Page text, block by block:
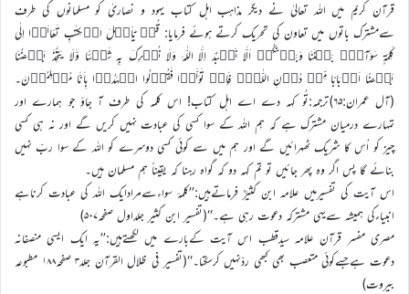
قرآن کریم میں اللہ تعالیٰ نے دیگر مذاہب اہل کتاب یہود و نصاریٰ کو مسلمانوں کی طرف
سےمشترک باتوں میں تعاون کی تحریک کرتے ہوئے فرمایا: قُلۡ یٰۤاَہۡلَ الۡکِتٰبِ تَعَالَوۡا اِلٰی
کَلِمَۃٍ سَوَآءٍۢ بَیۡنَنَا وَبَیۡنَکُمۡ اَلَّا نَعۡبُدَ اِلَّا اللّٰہَ وَلَا نُشۡرِکَ بِہٖ شَیۡئًا وَّلَا یَتَّخِذَ بَعۡضُنَا
بَعۡضًا اَرۡبَابًا مِّنۡ دُوۡنِ اللّٰہِؕ فَاِنۡ تَوَلَّوۡا فَقُوۡلُوا اشۡہَدُوۡا بِاَنَّا مُسۡلِمُوۡنَ۔
(آل عمران:۶۵)ترجمہ:تُو کہہ دے اے اہل کتاب! اس کلمہ کى طرف آ جاؤ جو ہمارے اور
تمہارے درمىان مشترک ہے کہ ہم اللہ کے سوا کسى کى عبادت نہىں کرىں گے اور نہ ہى کسى
چىز کو اُس کا شرىک ٹھہرائىں گے اور ہم مىں سے کوئى کسى دوسرے کو اللہ کے سوا ربّ نہىں
بنائے گا پس اگر وہ پھر جائىں تو تم کہہ دو کہ گواہ رہنا کہ ىقىناً ہم مسلمان ہىں۔
اس آیت کی تفسیرمیں علامہ ابن کثیرؒ فرماتےہیں:’’کلمۂ سواءسےمرادایک اللہ کی عبادت کرناہے
انبیاءکی ہمیشہ سےیہی مشترکہ دعوت رہی ہے۔‘‘(تفسیر ابن کثیر جلداول صفحہ۵۰۷)
مصری مفسر قرآن علامہ سیدقطب اس آیت کےبارے میں لکھتےہیں:’’یہ ایک ایسی منصفانہ
دعوت ہےجسےکوئی متعصب بھی کبھی ردّنہیں کرسکتا۔‘‘(تفسیر فی ظلال القرآن جلد۳ صفحہ۱۸۸ مطبوعہ
بیروت)